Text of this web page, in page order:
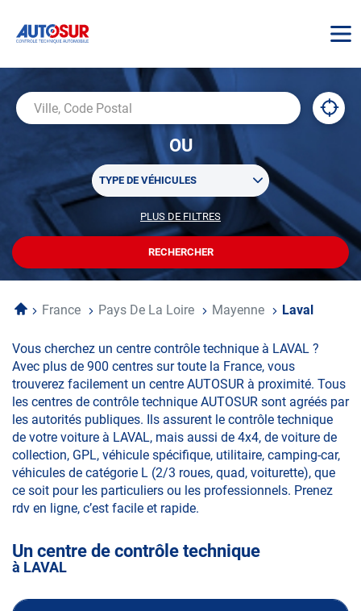
Code
Postal
À
,
OU
Sélectionner
un
plusieurs
recherche
TYPE DE VÉHICULES
PLUS DE FILTRES
POUR
PERSONNALISER
VOTRE
RECHERCHE
RECHERCHER
UN
CENTRE
AUTOSUR
AccueilFrance Pays De La Loire Mayenne Laval
Vous cherchez un centre contrôle technique à LAVAL ?
Avec plus de 900 centres sur toute la France, vous
trouverez facilement un centre AUTOSUR à proximité. Tous
les centres de contrôle technique AUTOSUR sont agréés par
les autorités publiques. Ils assurent le contrôle technique
de votre voiture à LAVAL, mais aussi de 4x4, de voiture de
collection, GPL, véhicule spécifique, utilitaire, camping-car,
véhicules de catégorie L (2/3 roues, quad, voiturette), que
ce soit pour les particuliers ou les professionnels. Prenez
rdv en ligne, c’est facile et rapide.
Un centre de contrôle technique
à LAVAL